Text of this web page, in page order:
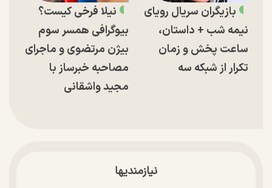
بازیگران سریال رویای
نیمه شب + داستان،
ساعت پخش و زمان
تکرار از شبکه سه
نیلا فرخی کیست؟
بیوگرافی همسر سوم
بیژن مرتضوی و ماجرای
مصاحبه خبرساز با
مجید واشقانی
نیازمندیها